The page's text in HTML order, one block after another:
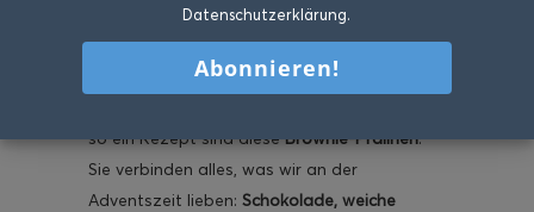
Es gibt Rezepte, die sofort nach
„Weihnachten“ schmecken – ohne dass man
stundenlang Teig ausrollt, Form für Form
so ein Rezept sind dieseBrownie-Pralinen.
Sie verbinden alles, was wir an der
Adventszeit lieben: Schokolade, weiche
Datenschutzerklärung.